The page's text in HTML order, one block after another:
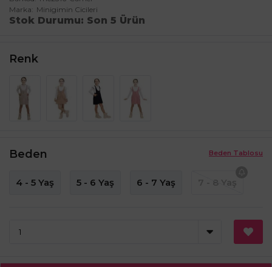
Marka
Minigimin Cicileri
Stok Durumu Son 5 Ürün
Renk
Beden Tablosu
Beden
4 - 5 Yaş 5 - 6 Yaş 6 - 7 Yaş